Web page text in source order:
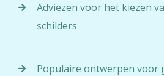
Adviezen voor het kiezen
schilders
Populaire ontwerpen voor